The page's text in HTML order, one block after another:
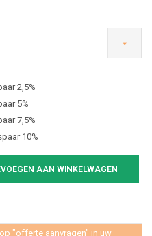
2,5%
5%
7,5%
10%
AAN WINKELWAGEN
"offerte aanvragen" in uw